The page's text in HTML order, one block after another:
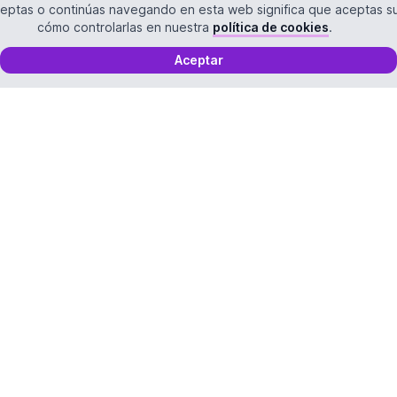
o continúas navegando en esta web significa que aceptas
cómo controlarlas en nuestra política de cookies.
Aceptar